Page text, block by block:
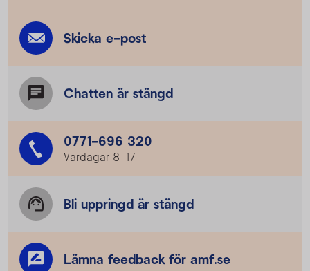
Skicka e-post
Chatten är stängd
0771-696 320
Vardagar 8–17
Bli uppringd är stängd
Lämna feedback för amf.se